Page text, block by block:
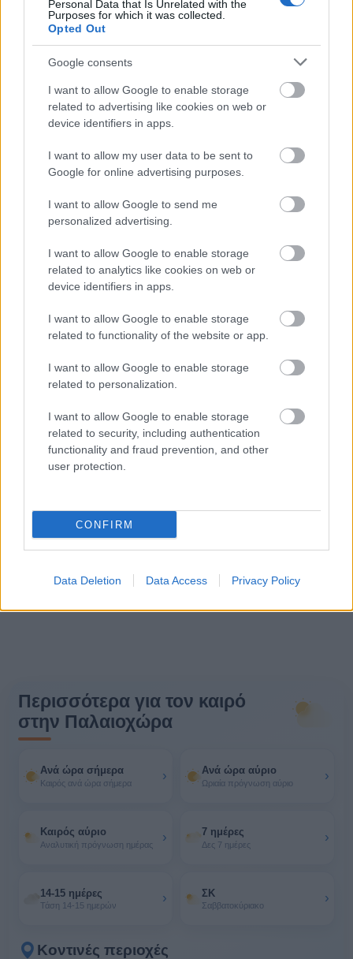
Personal Data that Is Unrelated with the
Purposes for which it was collected.
Opted Out
Google consents
I want to allow Google to enable storage
related to advertising like cookies on web or
device identifiers in apps.
I want to allow my user data to be sent to
Google for online advertising purposes.
I want to allow Google to send me
personalized advertising.
I want to allow Google to enable storage
related to analytics like cookies on web or
device identifiers in apps.
I want to allow Google to enable storage
related to functionality of the website or app.
I want to allow Google to enable storage
related to personalization.
I want to allow Google to enable storage
related to security, including authentication
functionality and fraud prevention, and other
user protection.
CONFIRM
Data Deletion Data Access Privacy Policy
Οι επόμενες ώρες
06:00
27°
3 bf
07:00
28°
3 bf
08:00
28°
Περισσότερα για τον καιρό
στην Παλαιοχώρα
Ανά ώρα σήμερα
Καιρός ανά ώρα σήμερα › Ανά ώρα αύριο
Ωριαία πρόγνωση αύριο ›
Καιρός αύριο
Αναλυτική πρόγνωση ημέρας › 7 ημέρες
Δες 7 ημέρες ›
14-15 ημέρες
Τάση 14-15 ημερών › ΣΚ
Σαββατοκύριακο ›
Κοντινές περιοχές